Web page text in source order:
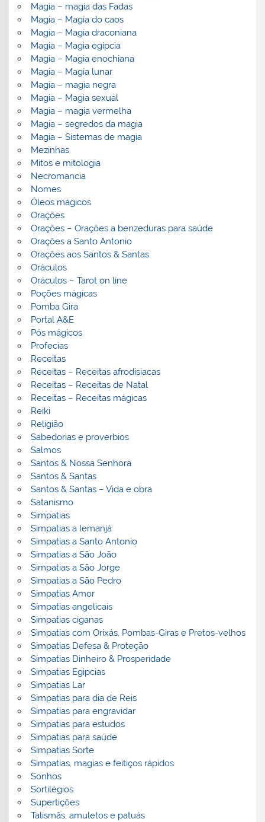
Magia – magia das Fadas
Magia – Magia do caos
Magia – Magia draconiana
Magia – Magia egípcia
Magia – Magia enochiana
Magia – Magia lunar
Magia – magia negra
Magia – Magia sexual
Magia – magia vermelha
Magia – segredos da magia
Magia – Sistemas de magia
Mezinhas
Mitos e mitologia
Necromancia
Nomes
Óleos mágicos
Orações
Orações – Orações a benzeduras para saúde
Orações a Santo Antonio
Orações aos Santos & Santas
Oráculos
Oráculos – Tarot on line
Poções mágicas
Pomba Gira
Portal A&E
Pós mágicos
Profecias
Receitas
Receitas – Receitas afrodisiacas
Receitas – Receitas de Natal
Receitas – Receitas mágicas
Reiki
Religião
Sabedorias e proverbios
Salmos
Santos & Nossa Senhora
Santos & Santas
Santos & Santas – Vida e obra
Satanismo
Simpatias
Simpatias a Iemanjá
Simpatias a Santo Antonio
Simpatias a São João
Simpatias a São Jorge
Simpatias a São Pedro
Simpatias Amor
Simpatias angelicais
Simpatias ciganas
Simpatias com Orixás, Pombas-Giras e Pretos-velhos
Simpatias Defesa & Proteção
Simpatias Dinheiro & Prosperidade
Simpatias Egipcias
Simpatias Lar
Simpatias para dia de Reis
Simpatias para engravidar
Simpatias para estudos
Simpatias para saúde
Simpatias Sorte
Simpatias, magias e feitiços rápidos
Sonhos
Sortilégios
Supertições
Talismãs, amuletos e patuás